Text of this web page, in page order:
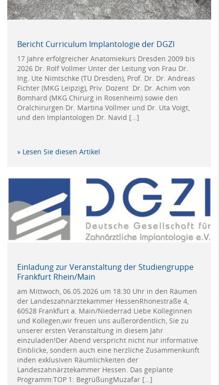
Bericht Curriculum Implantologie der DGZI
17 Jahre erfolgreicher Anatomiekurs Dresden 2009 bis
2026 Dr. Rolf Vollmer Unter der Leitung von Frau Dr.
Ing. Ute Nimtschke (TU Dresden), Prof. Dr. Dr. Andreas
Fichter (MKG Leipzig), Priv. Dozent Dr. Dr. Achim von
Bomhard (MKG Chirurg in Rosenheim) sowie den
Oralchirurgen Dr. Martina Vollmer und Dr. Uta Voigt,
und den Implantologen Dr. Navid […]
» Lesen Sie diesen Artikel
Einladung zur Veranstaltung der Studiengruppe
Frankfurt Rhein/Main
am Mittwoch, 06.05.2026 um 18:30 Uhr in den Räumen
der Landeszahnärztekammer HessenRhonestraße 4,
60528 Frankfurt a. Main/Niederrad Liebe Kolleginnen
und Kollegen,wir freuen uns außerordentlich, Sie zu
unserer ersten Veranstaltung in diesem Jahr
einzuladen!Der Abend verspricht nicht nur informative
Einblicke, sondern auch eine herzliche Zusammenkunft
inden exklusiven Räumlichkeiten der
Landeszahnärztekammer Hessen. Das geplante
Programm:TOP 1: BegrüßungMuzafar […]